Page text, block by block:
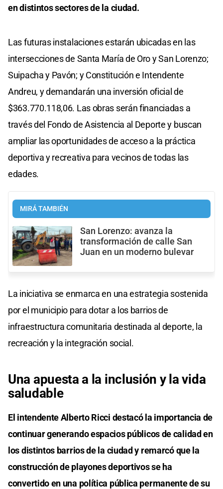
en distintos sectores de la ciudad.
Las futuras instalaciones estarán ubicadas en las
intersecciones de Santa María de Oro y San Lorenzo;
Suipacha y Pavón; y Constitución e Intendente
Andreu, y demandarán una inversión oficial de
$363.770.118,06. Las obras serán financiadas a
través del Fondo de Asistencia al Deporte y buscan
ampliar las oportunidades de acceso a la práctica
deportiva y recreativa para vecinos de todas las
edades.
MIRÁ TAMBIÉN
San Lorenzo: avanza la
transformación de calle San
Juan en un moderno bulevar
La iniciativa se enmarca en una estrategia sostenida
por el municipio para dotar a los barrios de
infraestructura comunitaria destinada al deporte, la
recreación y la integración social.
Una apuesta a la inclusión y la vida
saludable
El intendente Alberto Ricci destacó la importancia de
continuar generando espacios públicos de calidad en
los distintos barrios de la ciudad y remarcó que la
construcción de playones deportivos se ha
convertido en una política pública permanente de su